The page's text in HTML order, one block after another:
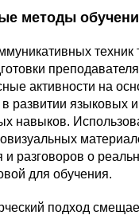
методы
техник
активности на
развитии языковых и
навыков.
и разговоров о
для обучения.
подход